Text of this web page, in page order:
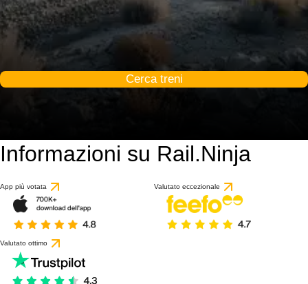
Cerca treni
Informazioni su Rail.Ninja
App più votata Valutato eccezionale
Valutato ottimo